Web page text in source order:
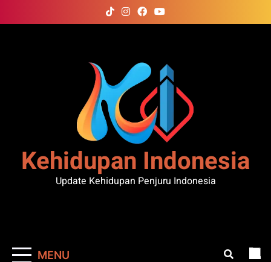
to
Kehidupan Indonesia
Update Kehidupan Penjuru Indonesia
MENU